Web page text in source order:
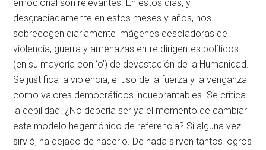
emocional son relevantes. En estos días, y
desgraciadamente en estos meses y años, nos
sobrecogen diariamente imágenes desoladoras de
violencia, guerra y amenazas entre dirigentes políticos
(en su mayoría con ‘o’) de devastación de la Humanidad.
Se justifica la violencia, el uso de la fuerza y la venganza
como valores democráticos inquebrantables. Se critica
la debilidad. ¿No debería ser ya el momento de cambiar
este modelo hegemónico de referencia? Si alguna vez
sirvió, ha dejado de hacerlo. De nada sirven tantos logros